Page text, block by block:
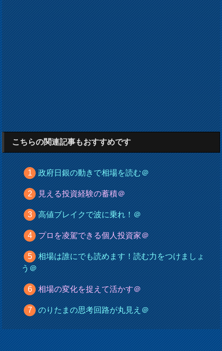
こちらの関連記事もおすすめです
政府日銀の動きで相場を読む＠
見える投資経験の蓄積＠
高値ブレイクで波に乗れ！＠
プロを凌駕できる個人投資家＠
相場は誰にでも読めます！読む力をつけましょ
う＠
相場の変化を捉えて活かす＠
のりたまの思考回路が丸見え＠